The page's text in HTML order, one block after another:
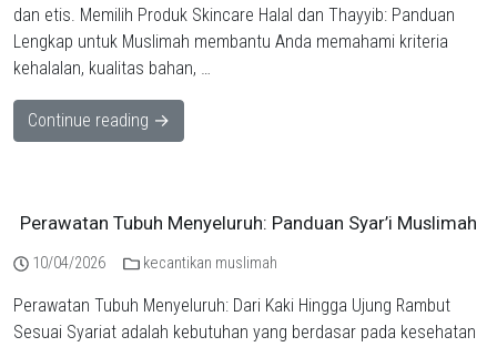
dan etis. Memilih Produk Skincare Halal dan Thayyib: Panduan
Lengkap untuk Muslimah membantu Anda memahami kriteria
kehalalan, kualitas bahan, …
Continue reading →
Perawatan Tubuh Menyeluruh: Panduan Syar’i Muslimah
10/04/2026 kecantikan muslimah
Perawatan Tubuh Menyeluruh: Dari Kaki Hingga Ujung Rambut
Sesuai Syariat adalah kebutuhan yang berdasar pada kesehatan